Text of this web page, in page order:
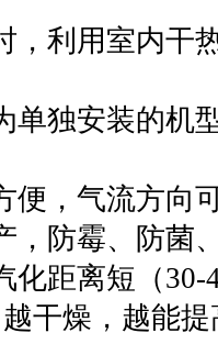
，利用室内干
单独安装的机
便，气流方向
，防霉、防菌
化距离短（30-
干燥，越能